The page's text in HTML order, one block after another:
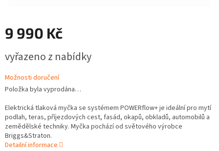
9 990 Kč
cena:
vyřazeno z nabídky
Možnosti doručení
Položka byla vyprodána…
Elektrická tlaková myčka se systémem POWERflow+ je ideální pro mytí
podlah, teras, příjezdových cest, fasád, okapů, obkladů, automobilů a
zemědělské techniky. Myčka pochází od světového výrobce
Briggs&Straton.
Detailní informace